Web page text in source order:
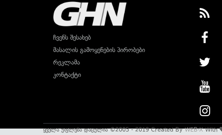
ჩვენს შესახებ
მასალის გამოყენების პირობები
რეკლამა
კონტაქტი
ყველა უფლება დაცულია ©2005 - 2019 Created ByWEB-XWith